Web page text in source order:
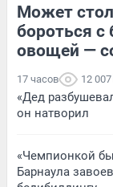
Может
бороться
овощей —
17 часов 12 007
«Дед
он натворил
«Чемпионкой
Барнаула